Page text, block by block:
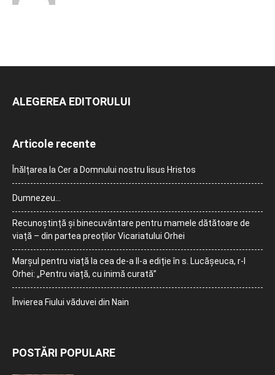
ALEGEREA EDITORULUI
Articole recente
Înălțarea la Cer a Domnului nostru Iisus Hristos
Dumnezeu…
Recunoștință și binecuvântare pentru mamele dătătoare de
viață – din partea preoților Vicariatului Orhei
Marșul pentru viață la cea de-a II-a ediție în s. Lucășeuca, r-l
Orhei: „Pentru viață, cu inimă curată”
Învierea Fiului văduvei din Nain
POSTĂRI POPULARE